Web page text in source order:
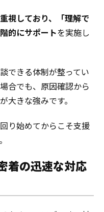
視しており、「理解で
的にサポートを実施し
できる体制が整ってい
合でも、原因確認から
大きな強みです。
り始めてからこそ支援
着の迅速な対応